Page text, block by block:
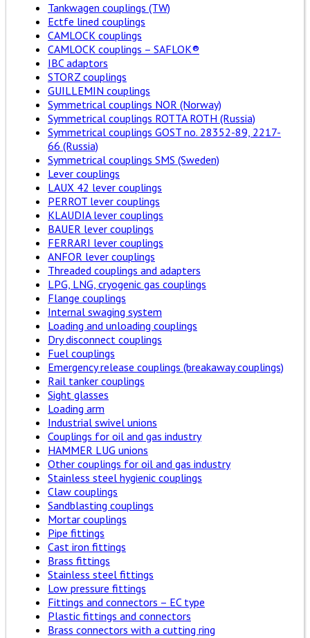
Tankwagen couplings (TW)
Ectfe lined couplings
CAMLOCK couplings
CAMLOCK couplings – SAFLOK®
IBC adaptors
STORZ couplings
GUILLEMIN couplings
Symmetrical couplings NOR (Norway)
Symmetrical couplings ROTTA ROTH (Russia)
Symmetrical couplings GOST no. 28352-89, 2217-
66 (Russia)
Symmetrical couplings SMS (Sweden)
Lever couplings
LAUX 42 lever couplings
PERROT lever couplings
KLAUDIA lever couplings
BAUER lever couplings
FERRARI lever couplings
ANFOR lever couplings
Threaded couplings and adapters
LPG, LNG, cryogenic gas couplings
Flange couplings
Internal swaging system
Loading and unloading couplings
Dry disconnect couplings
Fuel couplings
Emergency release couplings (breakaway couplings)
Rail tanker couplings
Sight glasses
Loading arm
Industrial swivel unions
Couplings for oil and gas industry
HAMMER LUG unions
Other couplings for oil and gas industry
Stainless steel hygienic couplings
Claw couplings
Sandblasting couplings
Mortar couplings
Pipe fittings
Cast iron fittings
Brass fittings
Stainless steel fittings
Low pressure fittings
Fittings and connectors – EC type
Plastic fittings and connectors
Brass connectors with a cutting ring